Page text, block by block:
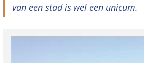
van een stad is wel een unicum.